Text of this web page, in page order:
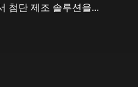
첨단 제조 솔루션을...